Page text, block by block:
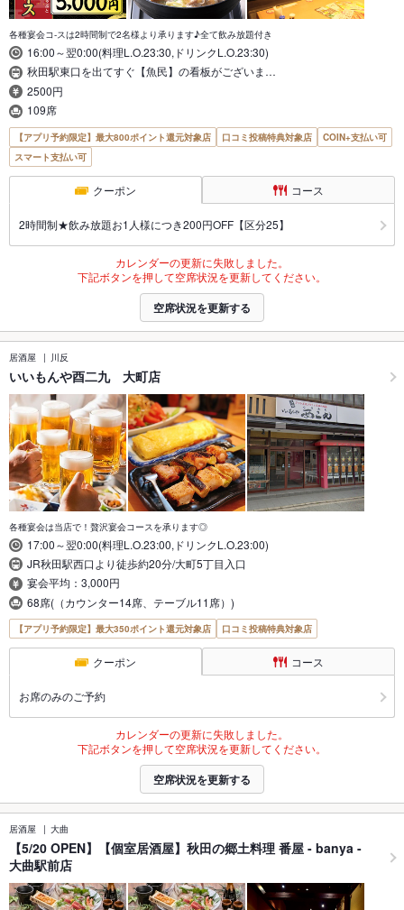
各種宴会コ-スは2時間制で2名様より承ります♪全て飲み放題付き
16:00～翌0:00(料理L.O.23:30,ドリンクL.O.23:30)
秋田駅東口を出てすぐ【魚民】の看板がございま…
2500円
109席
【アプリ予約限定】最大800ポイント還元対象店 口コミ投稿特典対象店
COIN+支払い可
スマート支払い可
クーポン コース
2時間制★飲み放題お1人様につき200円OFF【区分25】
カレンダーの更新に失敗しました。
下記ボタンを押して空席状況を更新してください。
空席状況を更新する
居酒屋 川反
いいもんや酉二九 大町店
各種宴会は当店で！贅沢宴会コースを承ります◎
17:00～翌0:00(料理L.O.23:00,ドリンクL.O.23:00)
JR秋田駅西口より徒歩約20分/大町5丁目入口
宴会平均：3,000円
68席(（カウンター14席、テーブル11席）)
【アプリ予約限定】最大350ポイント還元対象店 口コミ投稿特典対象店
クーポン コース
お席のみのご予約
カレンダーの更新に失敗しました。
下記ボタンを押して空席状況を更新してください。
空席状況を更新する
居酒屋 大曲
【5/20 OPEN】【個室居酒屋】秋田の郷土料理 番屋 - banya -
大曲駅前店